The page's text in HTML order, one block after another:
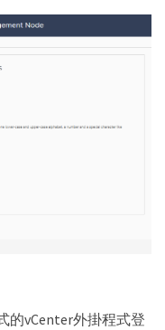
的vCenter外掛程式登